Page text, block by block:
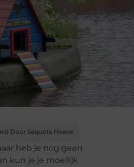
Door Sequoia Hoeve
heb je nog geen
kun je je moeilijk